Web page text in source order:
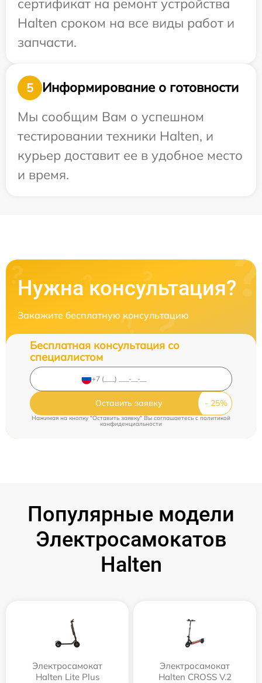
сертификат на ремонт устройства
Halten сроком на все виды работ и
запчасти.
5
Информирование о готовности
Мы сообщим Вам о успешном
тестировании техники Halten, и
курьер доставит ее в удобное место
и время.
Нужна консультация?
Закажите бесплатную консультацию
Бесплатная консультация со
специалистом
Оставить заявку
Нажимая на кнопку "Оставить заявку" Вы соглашаетесь cполитикой
конфиденциальности
Популярные модели
Электросамокатов
Halten
Электросамокат
Halten Lite Plus
Электросамокат
Halten CROSS V.2